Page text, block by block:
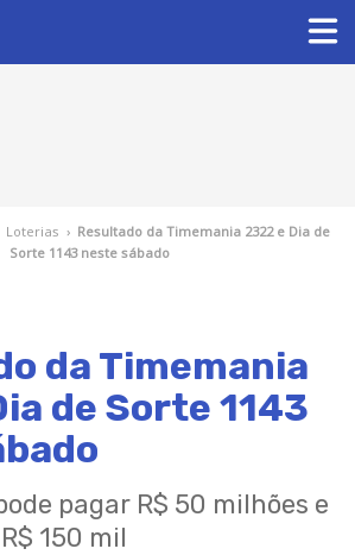
Loterias › Resultado da Timemania 2322 e Dia de
Sorte 1143 neste sábado
da Timemania
de Sorte 1143
pagar R$ 50 milhões e
150 mil